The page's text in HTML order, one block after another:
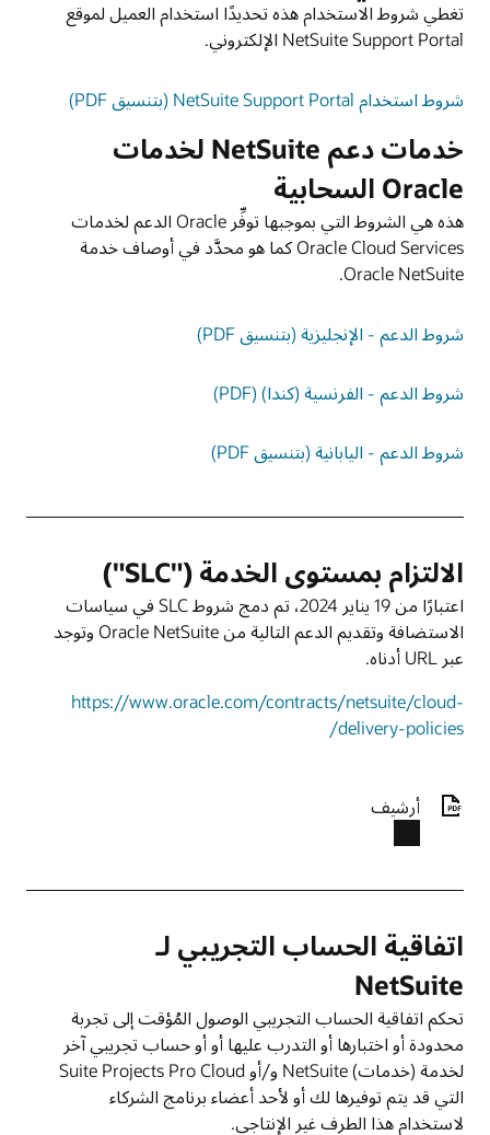
تغطي شروط الاستخدام هذه تحديدًا استخدام العميل لموقع
NetSuite Support Portal الإلكتروني.
شروط استخدام NetSuite Support Portal (بتنسيق PDF)
خدمات دعم NetSuite لخدمات
Oracle السحابية
هذه هي الشروط التي بموجبها توفِّر Oracle الدعم لخدمات
Oracle Cloud Services كما هو محدَّد في أوصاف خدمة
Oracle NetSuite.
شروط الدعم - الإنجليزية (بتنسيق PDF)
شروط الدعم - الفرنسية (كندا) (PDF)
شروط الدعم - اليابانية (بتنسيق PDF)
الالتزام بمستوى الخدمة ("SLC")
اعتبارًا من 19 يناير 2024، تم دمج شروط SLC في سياسات
الاستضافة وتقديم الدعم التالية من Oracle NetSuite وتوجد
عبر URL أدناه.
https://www.oracle.com/contracts/netsuite/cloud-
delivery-policies/
أرشيف
اتفاقية الحساب التجريبي لـ
NetSuite
تحكم اتفاقية الحساب التجريبي الوصول المُؤقت إلى تجربة
محدودة أو اختبارها أو التدرب عليها أو أو حساب تجريبي آخر
لخدمة (خدمات) NetSuite و/أو Suite Projects Pro Cloud
التي قد يتم توفيرها لك أو لأحد أعضاء برنامج الشركاء
لاستخدام هذا الطرف غير الإنتاجي.